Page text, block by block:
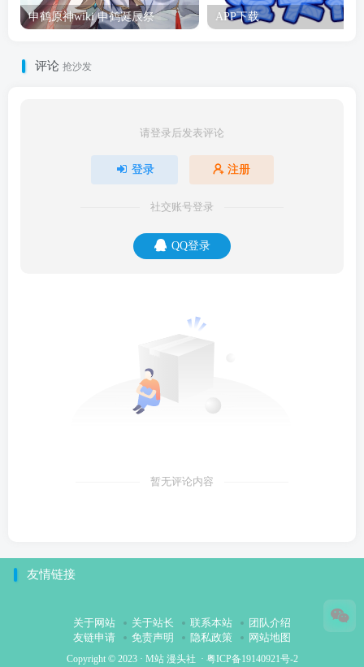
申鹤原神wiki 申鹤诞辰祭 APP下载
评论 抢沙发
请登录后发表评论
登录 注册
社交账号登录
QQ登录
暂无评论内容
友情链接
关于网站 关于站长 联系本站
团队介绍
友链申请
免责声明 隐私政策 网站地图
Copyright © 2023 · M站 漫头社 · 粤ICP备19140921号-2